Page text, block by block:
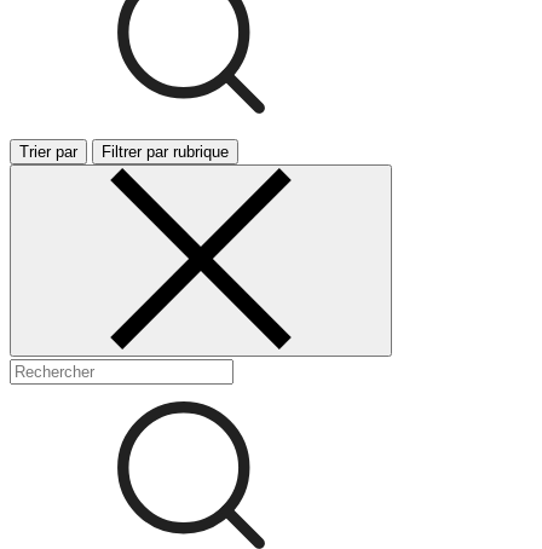
Trier par Filtrer par rubrique